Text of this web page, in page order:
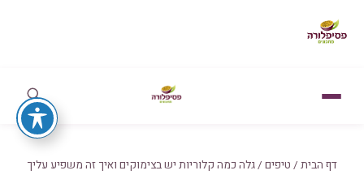
דף הבית / טיפים /גלה כמה קלוריות יש בצימוקים ואיך זה משפיע עליך